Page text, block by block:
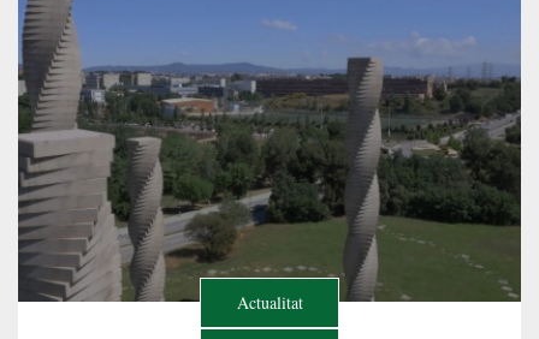
Actualitat